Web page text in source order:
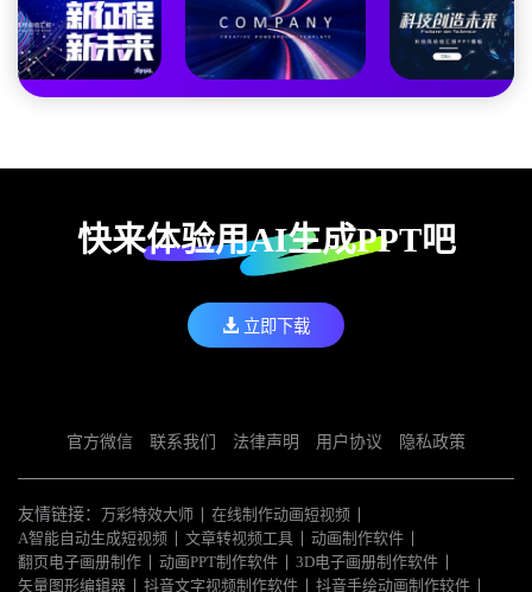
快来体验用AI生成PPT吧
立即下载
官方微信 联系我们 法律声明 用户协议 隐私政策
友情链接： 万彩特效大师
在线制作动画短视频
A智能自动生成短视频
文章转视频工具
动画制作软件
翻页电子画册制作
动画PPT制作软件
3D电子画册制作软件
矢量图形编辑器
抖音文字视频制作软件 抖音手绘动画制作较件